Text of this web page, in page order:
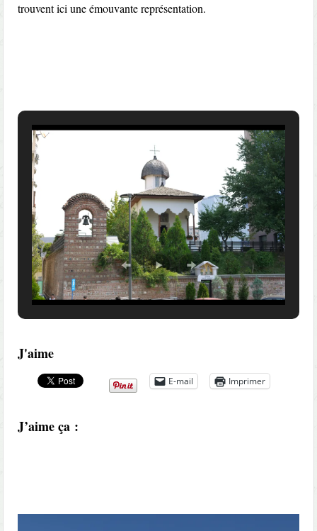
trouvent ici une émouvante représentation.
J'aime
E-mail Imprimer
J’aime ça :